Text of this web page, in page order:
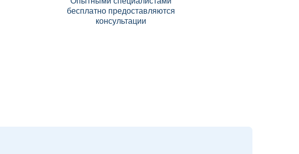
бесплатно предоставляются
консультации